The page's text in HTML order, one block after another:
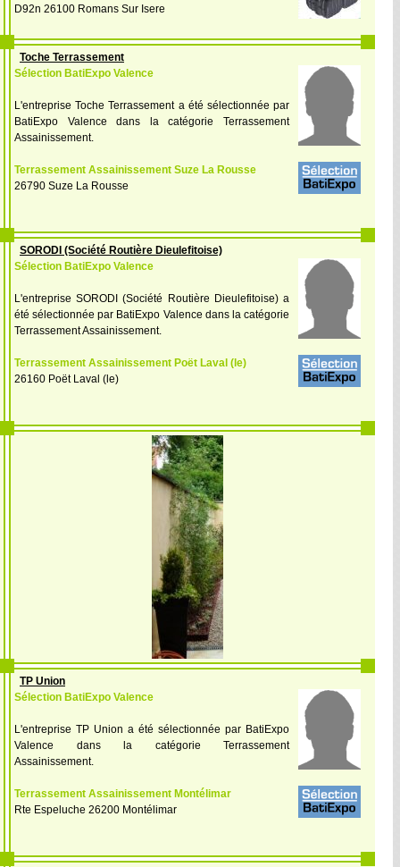
D92n 26100 Romans Sur Isere
Toche Terrassement
Sélection BatiExpo Valence
L'entreprise Toche Terrassement a été sélectionnée par
BatiExpo Valence dans la catégorie Terrassement
Assainissement.
Terrassement Assainissement Suze La Rousse
26790 Suze La Rousse
SORODI (Société Routière Dieulefitoise)
Sélection BatiExpo Valence
L'entreprise SORODI (Société Routière Dieulefitoise) a
été sélectionnée par BatiExpo Valence dans la catégorie
Terrassement Assainissement.
Terrassement Assainissement Poët Laval (le)
26160 Poët Laval (le)
TP Union
Sélection BatiExpo Valence
L'entreprise TP Union a été sélectionnée par BatiExpo
Valence dans la catégorie Terrassement
Assainissement.
Terrassement Assainissement Montélimar
Rte Espeluche 26200 Montélimar